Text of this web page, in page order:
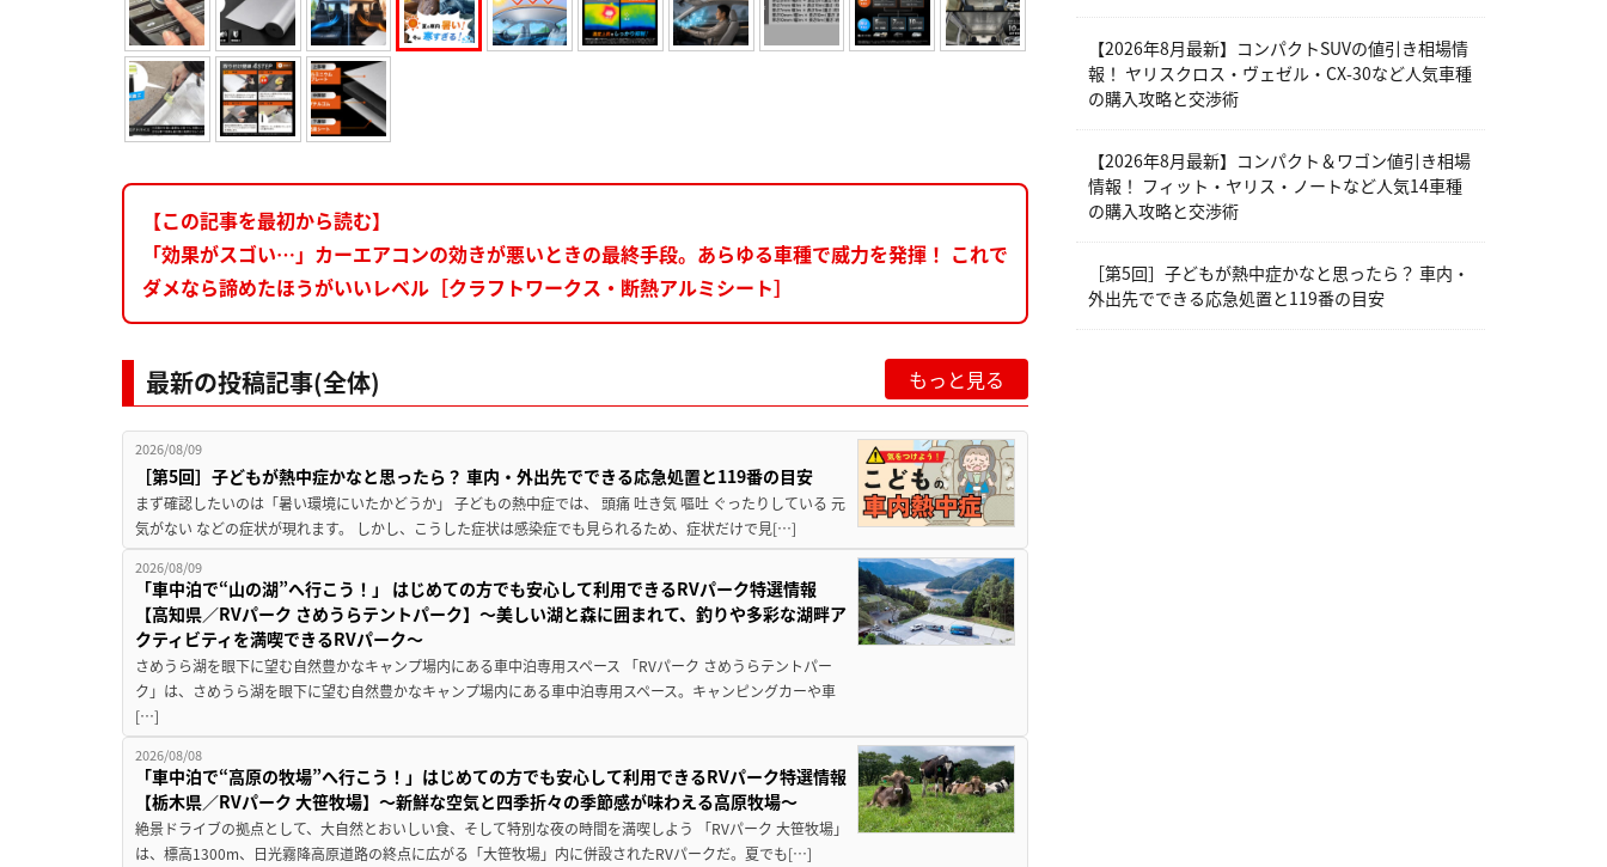
【この記事を最初から読む】
「効果がスゴい…」カーエアコンの効きが悪いときの最終手段。あらゆる車種で威力を発揮！ これで
ダメなら諦めたほうがいいレベル［クラフトワークス・断熱アルミシート］
最新の投稿記事(全体) もっと見る
2026/08/09
［第5回］子どもが熱中症かなと思ったら？ 車内・外出先でできる応急処置と119番の目安
まず確認したいのは「暑い環境にいたかどうか」 子どもの熱中症では、 頭痛 吐き気 嘔吐 ぐったりしている 元
気がない などの症状が現れます。 しかし、こうした症状は感染症でも見られるため、症状だけで見[…]
2026/08/09
「車中泊で“山の湖”へ行こう！」 はじめての方でも安心して利用できるRVパーク特選情報
【高知県／RVパーク さめうらテントパーク】～美しい湖と森に囲まれて、釣りや多彩な湖畔ア
クティビティを満喫できるRVパーク～
さめうら湖を眼下に望む自然豊かなキャンプ場内にある車中泊専用スペース 「RVパーク さめうらテントパー
ク」は、さめうら湖を眼下に望む自然豊かなキャンプ場内にある車中泊専用スペース。キャンピングカーや車
[…]
2026/08/08
「車中泊で“高原の牧場”へ行こう！」はじめての方でも安心して利用できるRVパーク特選情報
【栃木県／RVパーク 大笹牧場】～新鮮な空気と四季折々の季節感が味わえる高原牧場～
絶景ドライブの拠点として、大自然とおいしい食、そして特別な夜の時間を満喫しよう 「RVパーク 大笹牧場」
は、標高1300m、日光霧降高原道路の終点に広がる「大笹牧場」内に併設されたRVパークだ。夏でも[…]
【2026年8月最新】コンパクトSUVの値引き相場情
報！ ヤリスクロス・ヴェゼル・CX-30など人気車種
の購入攻略と交渉術
【2026年8月最新】コンパクト＆ワゴン値引き相場
情報！ フィット・ヤリス・ノートなど人気14車種
の購入攻略と交渉術
［第5回］子どもが熱中症かなと思ったら？ 車内・
外出先でできる応急処置と119番の目安